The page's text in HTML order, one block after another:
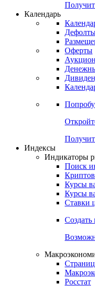
Календарь
Оферты
Индексы
Индикаторы
Поиск
Курсы
Курсы
Ставки
Создать
Росстат